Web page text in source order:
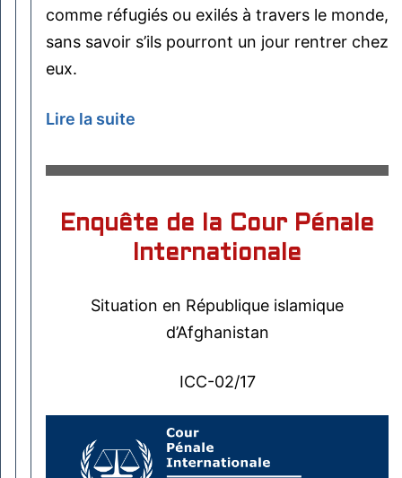
comme réfugiés ou exilés à travers le monde,
sans savoir s’ils pourront un jour rentrer chez
eux.
Lire la suite
Enquête de la Cour Pénale
Internationale
Situation en République islamique
d’Afghanistan
ICC-02/17